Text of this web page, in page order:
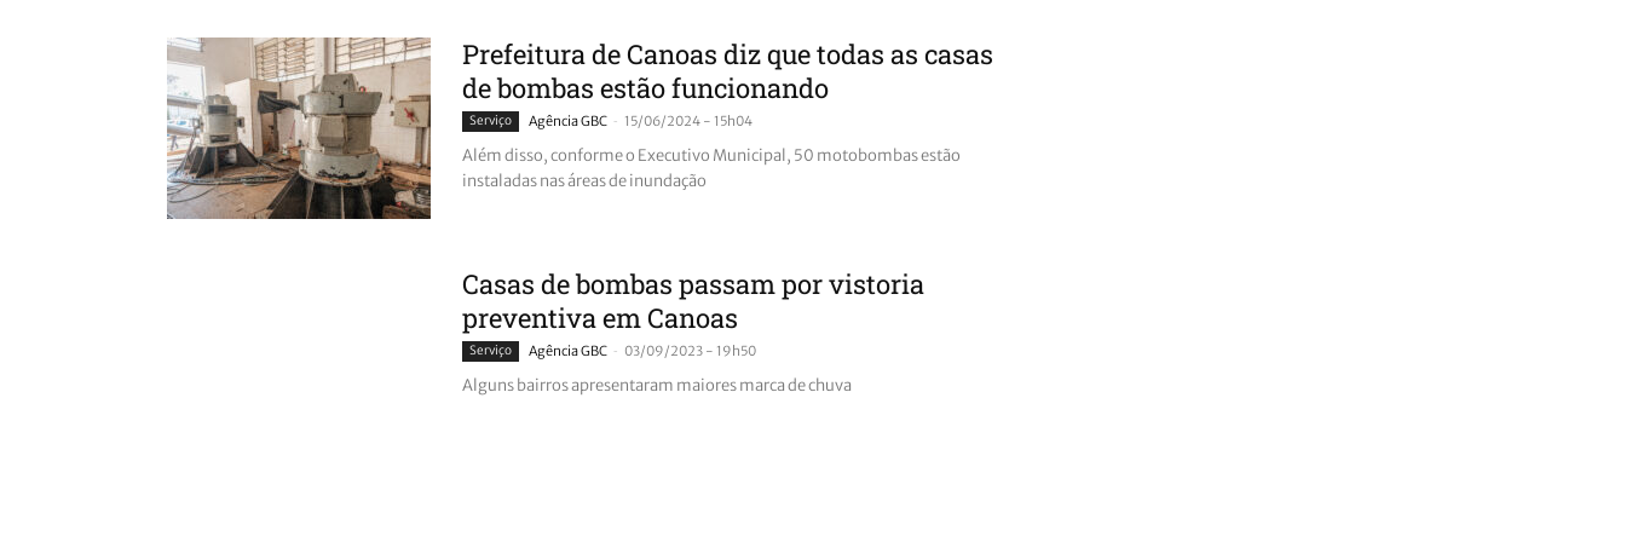
Prefeitura de Canoas diz que todas as casas
de bombas estão funcionando
Serviço Agência GBC - 15/06/2024 - 15h04
Além disso, conforme o Executivo Municipal, 50 motobombas estão
instaladas nas áreas de inundação
Casas de bombas passam por vistoria
preventiva em Canoas
Serviço Agência GBC - 03/09/2023 - 19h50
Alguns bairros apresentaram maiores marca de chuva